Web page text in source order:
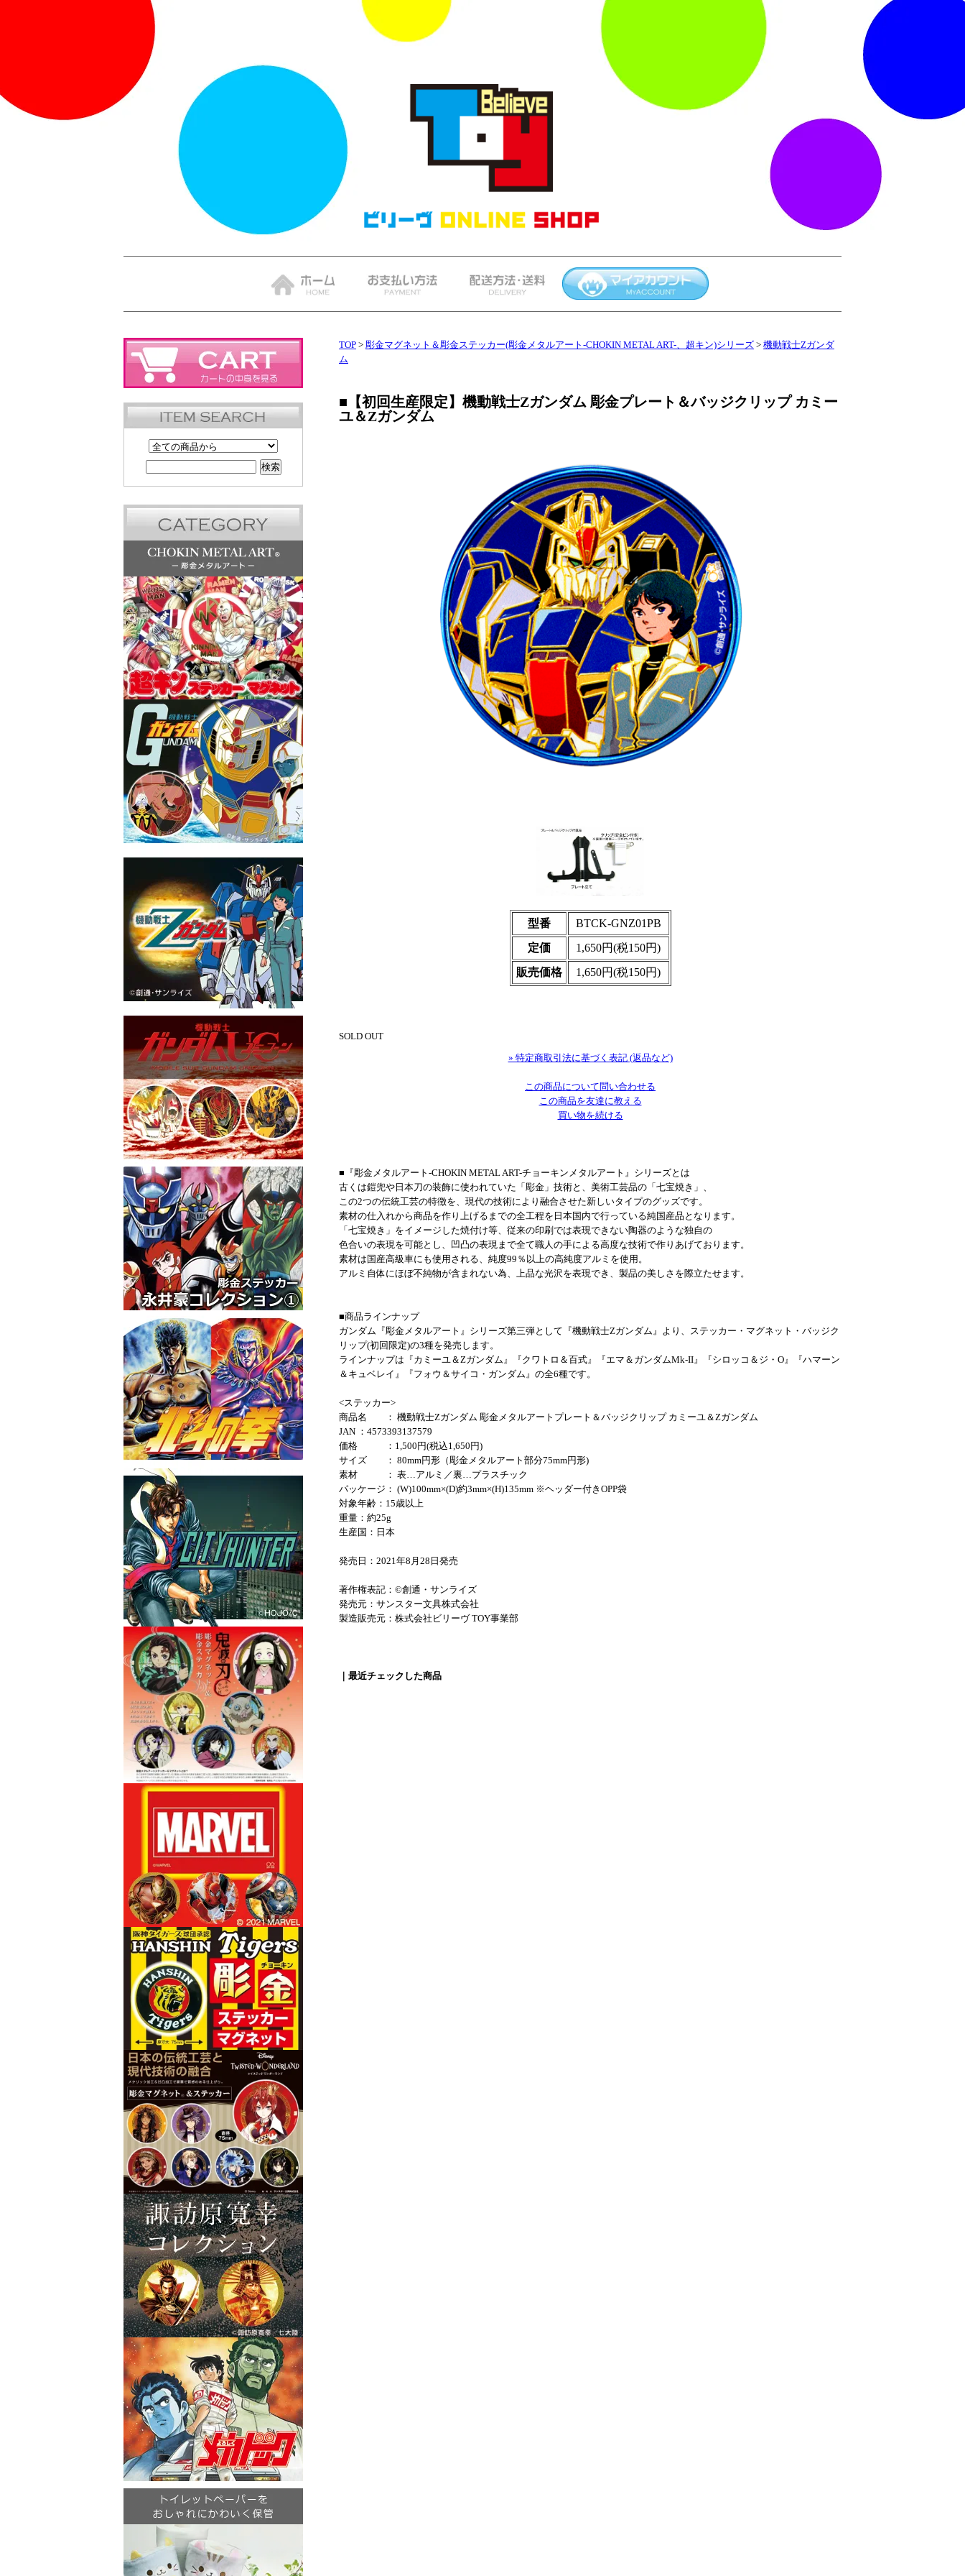
TOP > 彫金マグネット＆彫金ステッカー(彫金メタルアート-CHOKIN METAL ART-、超キン)シリーズ > 機動戦士Zガンダ
ム
■【初回生産限定】機動戦士Zガンダム 彫金プレート＆バッジクリップ カミー
ユ＆Zガンダム
型番
BTCK-GNZ01PB
定価
1,650円(税150円)
販売価格
1,650円(税150円)
SOLD OUT
» 特定商取引法に基づく表記 (返品など)
この商品について問い合わせる
この商品を友達に教える
買い物を続ける
■『彫金メタルアート-CHOKIN METAL ART-チョーキンメタルアート』シリーズとは
古くは鎧兜や日本刀の装飾に使われていた「彫金」技術と、美術工芸品の「七宝焼き」、
この2つの伝統工芸の特徴を、現代の技術により融合させた新しいタイプのグッズです。
素材の仕入れから商品を作り上げるまでの全工程を日本国内で行っている純国産品となります。
「七宝焼き」をイメージした焼付け等、従来の印刷では表現できない陶器のような独自の
色合いの表現を可能とし、凹凸の表現まで全て職人の手による高度な技術で作りあげております。
素材は国産高級車にも使用される、純度99％以上の高純度アルミを使用。
アルミ自体にほぼ不純物が含まれない為、上品な光沢を表現でき、製品の美しさを際立たせます。
■商品ラインナップ
ガンダム『彫金メタルアート』シリーズ第三弾として『機動戦士Zガンダム』より、ステッカー・マグネット・バッジク
リップ(初回限定)の3種を発売します。
ラインナップは『カミーユ＆Zガンダム』『クワトロ＆百式』『エマ＆ガンダムMk-II』『シロッコ＆ジ・O』『ハマーン
＆キュベレイ』『フォウ＆サイコ・ガンダム』の全6種です。
<ステッカー>
商品名 ： 機動戦士Zガンダム 彫金メタルアートプレート＆バッジクリップ カミーユ＆Zガンダム
JAN ：4573393137579
価格 ：1,500円(税込1,650円)
サイズ ： 80mm円形（彫金メタルアート部分75mm円形)
素材 ： 表…アルミ／裏…プラスチック
パッケージ： (W)100mm×(D)約3mm×(H)135mm ※ヘッダー付きOPP袋
対象年齢：15歳以上
重量：約25g
生産国：日本
発売日：2021年8月28日発売
著作権表記：©創通・サンライズ
発売元：サンスター文具株式会社
製造販売元：株式会社ビリーヴ TOY事業部
｜最近チェックした商品